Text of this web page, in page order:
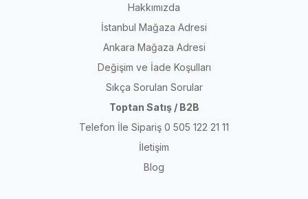
Hakkımızda
İstanbul Mağaza Adresi
Ankara Mağaza Adresi
Değişim ve İade Koşulları
Sıkça Sorulan Sorular
Toptan Satış / B2B
Telefon İle Sipariş 0 505 122 21 11
İletişim
Blog